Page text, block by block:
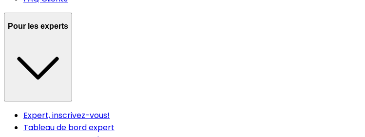
Pour les experts
Expert, inscrivez-vous!
Tableau de bord expert